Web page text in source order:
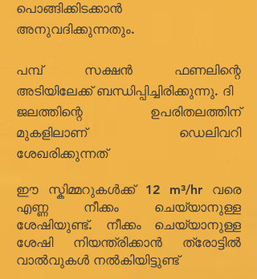
പൊങ്ങിക്കിടക്കാൻ
അനുവദിക്കുന്നതും.
പമ്പ് സക്ഷൻ ഫണലിന്റെ
അടിയിലേക്ക് ബന്ധിപ്പിച്ചിരിക്കുന്നു. ദി
ജലത്തിന്റെ ഉപരിതലത്തിന്
മുകളിലാണ് ഡെലിവറി
ശേഖരിക്കുന്നത്
ഈ സ്കിമ്മറുകൾക്ക് 12 m³/hr വരെ
എണ്ണ നീക്കം ചെയ്യാനുള്ള
ശേഷിയുണ്ട്. നീക്കം ചെയ്യാനുള്ള
ശേഷി നിയന്ത്രിക്കാൻ ത്രോട്ടിൽ
വാൽവുകൾ നൽകിയിട്ടുണ്ട്